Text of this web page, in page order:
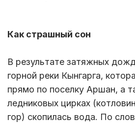
Как страшный сон
В результате затяжных
горной реки Кынгарга,
прямо по поселку Аршан, а
ледниковых цирках
гор) скопилась вода. По